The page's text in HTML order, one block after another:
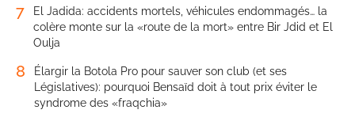
7
El Jadida: accidents mortels, véhicules endommagés… la
colère monte sur la «route de la mort» entre Bir Jdid et El
Oulja
8
Élargir la Botola Pro pour sauver son club (et ses
Législatives): pourquoi Bensaïd doit à tout prix éviter le
syndrome des «fraqchia»